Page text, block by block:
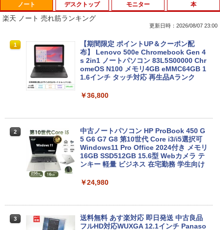
ノート
楽天 ノート 売れ筋ランキング
更新日時：2026/08/07 23:00
1
【期間限定 ポイントUP＆クーポン配
布】 Lenovo 500e Chromebook Gen 4
s 2in1 ノートパソコン 83L5S00000 Chr
omeOS N100 メモリ4GB eMMC64GB 1
1.6インチ タッチ対応 再生品Aランク
￥36,800
2
中古ノートパソコン HP ProBook 450 G
5 G6 G7 G8 第10世代 Core i3/i5選択可
Windows11 Pro Office 2024付き メモリ
16GB SSD512GB 15.6型 Webカメラ テ
ンキー 軽量 ビジネス 在宅勤務 学生向け
￥24,980
3
送料無料 あす楽対応 即日発送 中古良品
フルHD対応WUXGA 12.1インチ Panaso
デスクトップ モニター 本